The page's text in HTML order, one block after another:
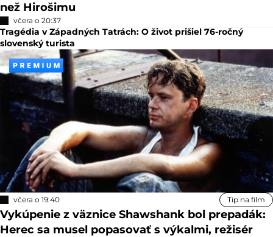
než Hirošimu
včera o 20:37
Tragédia v Západných Tatrách: O život prišiel 76-ročný
slovenský turista
včera o 19:40 Tip na film
Vykúpenie z väznice Shawshank bol prepadák:
Herec sa musel popasovať s výkalmi, režisér